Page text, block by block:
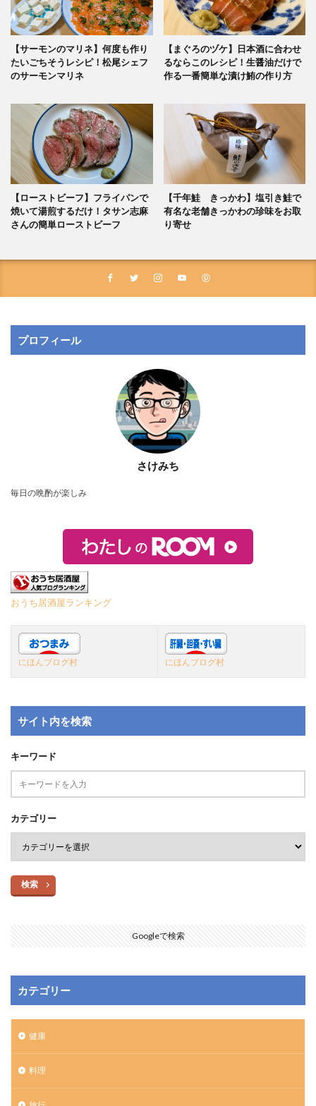
【サーモンのマリネ】何度も作り
たいごちそうレシピ！松尾シェフ
のサーモンマリネ
【まぐろのヅケ】日本酒に合わせ
るならこのレシピ！生醤油だけで
作る一番簡単な漬け鮪の作り方
【ローストビーフ】フライパンで
焼いて湯煎するだけ！タサン志麻
さんの簡単ローストビーフ
【千年鮭 きっかわ】塩引き鮭で
有名な老舗きっかわの珍味をお取
り寄せ
プロフィール
さけみち
毎日の晩酌が楽しみ
おうち居酒屋ランキング
にほんブログ村 にほんブログ村
サイト内を検索
キーワード
カテゴリー
検索
Googleで検索
カテゴリー
健康
料理